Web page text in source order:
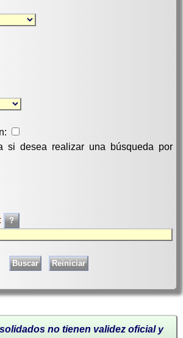
si desea realizar una búsqueda por
no tienen validez oficial y